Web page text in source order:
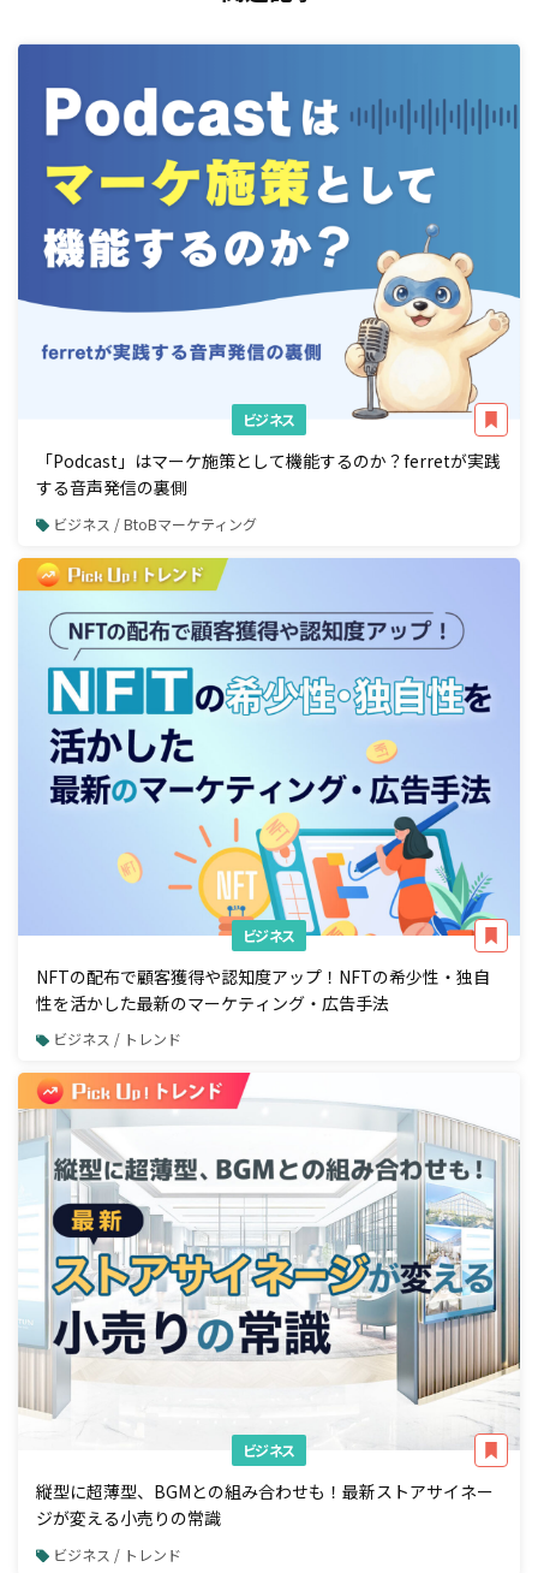
ビジネス
「Podcast」はマーケ施策として機能するのか？ferretが実践
する音声発信の裏側
ビジネス / BtoBマーケティング
ビジネス
NFTの配布で顧客獲得や認知度アップ！NFTの希少性・独自
性を活かした最新のマーケティング・広告手法
ビジネス / トレンド
ビジネス
縦型に超薄型、BGMとの組み合わせも！最新ストアサイネー
ジが変える小売りの常識
ビジネス / トレンド